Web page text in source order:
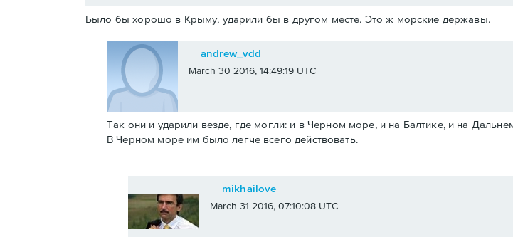
Было бы хорошо в Крыму, ударили бы в другом месте. Это ж морские державы.
andrew_vdd
March 30 2016, 14:49:19 UTC
Так они и ударили везде, где могли: и в Черном море, и на Балтике, и на
В Черном море им было легче всего действовать.
mikhailove
March 31 2016, 07:10:08 UTC